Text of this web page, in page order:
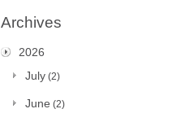
Archives
2026
July (2)
June (2)